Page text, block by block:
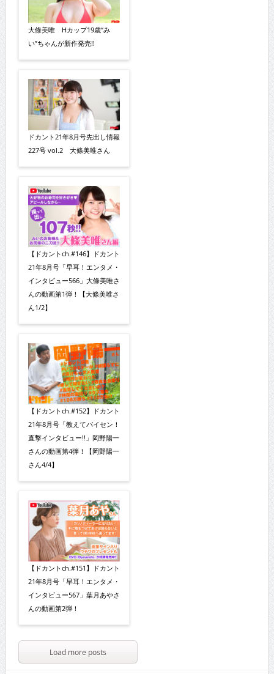
大條美唯 Hカップ19歳“み
い”ちゃんが新作発売!!
ドカント21年8月号先出し情報
227号 vol.2 大條美唯さん
【ドカントch.#146】ドカント
21年8月号「早耳！エンタメ・
インタビュー566」大條美唯さ
んの動画第1弾！【大條美唯さ
ん1/2】
【ドカントch.#152】ドカント
21年8月号「教えてパイセン！
直撃インタビュー!!」岡野陽一
さんの動画第4弾！【岡野陽一
さん4/4】
【ドカントch.#151】ドカント
21年8月号「早耳！エンタメ・
インタビュー567」葉月あやさ
んの動画第2弾！
Load more posts